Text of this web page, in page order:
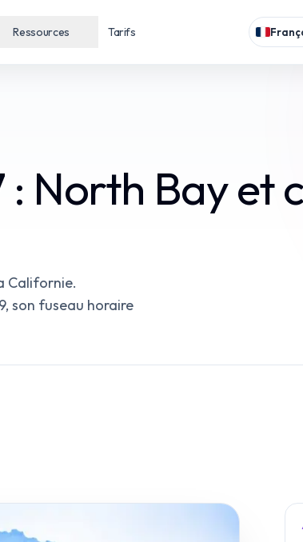
Ressources Tarifs
North Bay et
Californie.
son fuseau horaire